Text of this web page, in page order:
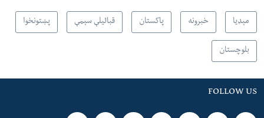
مېډیا خبرونه پاکستان قبائیلې سېمې پښتونخوا
بلوچستان
FOLLOW US